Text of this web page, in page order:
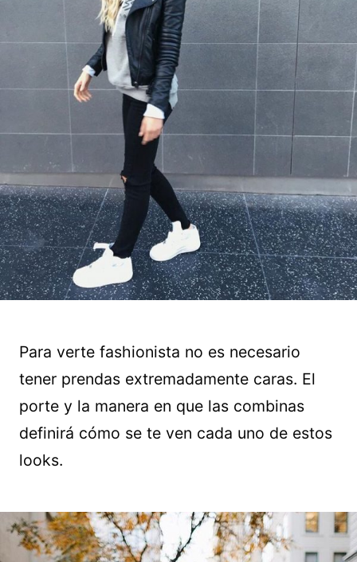
Para verte fashionista no es necesario
tener prendas extremadamente caras. El
porte y la manera en que las combinas
definirá cómo se te ven cada uno de estos
looks.